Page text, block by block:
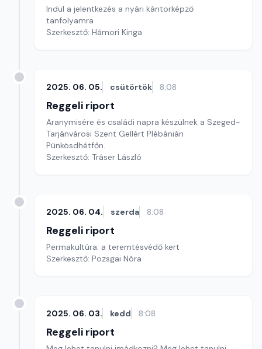
Indul a jelentkezés a nyári kántorképző
tanfolyamra
Szerkesztő: Hámori Kinga
2025. 06. 05. csütörtök 8:08
Reggeli riport
Aranymisére és családi napra készülnek a Szeged-
Tarjánvárosi Szent Gellért Plébánián
Pünkösdhétfőn.
Szerkesztő: Tráser László
2025. 06. 04. szerda 8:08
Reggeli riport
Permakultúra: a teremtésvédő kert
Szerkesztő: Pozsgai Nóra
2025. 06. 03. kedd 8:08
Reggeli riport